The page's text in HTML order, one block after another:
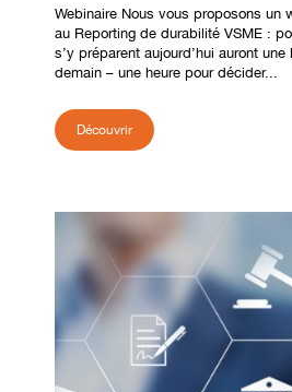
Webinaire Nous vous proposons un
au Reporting de durabilité VSME :
s’y préparent aujourd’hui auront une
demain – une heure pour décider...
Découvrir